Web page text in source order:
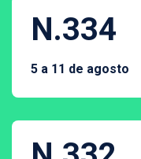
N.334
5 a 11 de agosto